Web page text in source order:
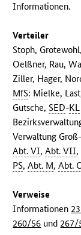
Informationen.
Verteiler
Stoph,
Oelßner, Rau,
Ziller, Hager,
MfS: Mielke,
Gutsche,SED-KL
Verwaltung
Abt. VI,Abt. VII,
PS,Abt. M,Abt.
Verweise
Informationen
260/56 und 267/